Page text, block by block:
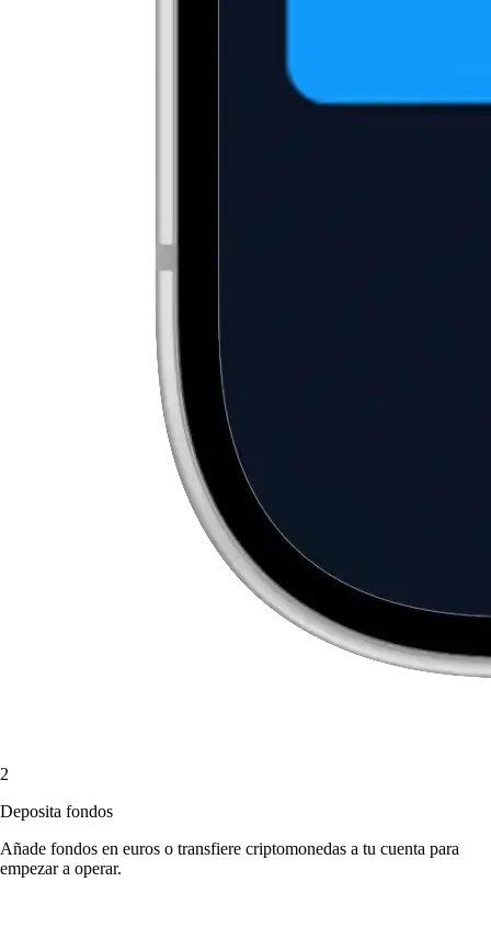
2
Deposita fondos
Añade fondos en euros o transfiere criptomonedas a tu cuenta para
empezar a operar.